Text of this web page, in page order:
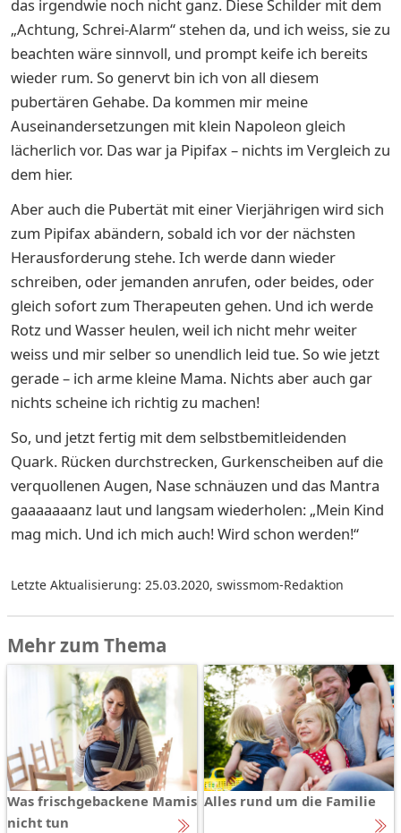
das irgendwie noch nicht ganz. Diese Schilder mit dem
„Achtung, Schrei-Alarm“ stehen da, und ich weiss, sie zu
beachten wäre sinnvoll, und prompt keife ich bereits
wieder rum. So genervt bin ich von all diesem
pubertären Gehabe. Da kommen mir meine
Auseinandersetzungen mit klein Napoleon gleich
lächerlich vor. Das war ja Pipifax – nichts im Vergleich zu
dem hier.
Aber auch die Pubertät mit einer Vierjährigen wird sich
zum Pipifax abändern, sobald ich vor der nächsten
Herausforderung stehe. Ich werde dann wieder
schreiben, oder jemanden anrufen, oder beides, oder
gleich sofort zum Therapeuten gehen. Und ich werde
Rotz und Wasser heulen, weil ich nicht mehr weiter
weiss und mir selber so unendlich leid tue. So wie jetzt
gerade – ich arme kleine Mama. Nichts aber auch gar
nichts scheine ich richtig zu machen!
So, und jetzt fertig mit dem selbstbemitleidenden
Quark. Rücken durchstrecken, Gurkenscheiben auf die
verquollenen Augen, Nase schnäuzen und das Mantra
gaaaaaaanz laut und langsam wiederholen: „Mein Kind
mag mich. Und ich mich auch! Wird schon werden!“
Letzte Aktualisierung: 25.03.2020, swissmom-Redaktion
Mehr zum Thema
Was frischgebackene Mamis
nicht tun
Alles rund um die Familie